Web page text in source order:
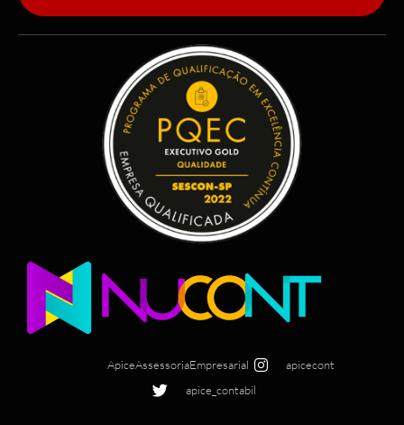
ApiceAssessoriaEmpresarial
apicecont
apice_contabil